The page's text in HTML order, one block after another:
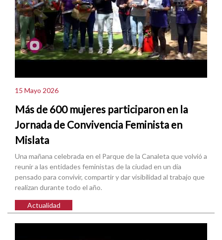
15 Mayo 2026
Más de 600 mujeres participaron en la
Jornada de Convivencia Feminista en
Mislata
Una mañana celebrada en el Parque de la Canaleta que volvió a
reunir a las entidades feministas de la ciudad en un día
pensado para convivir, compartir y dar visibilidad al trabajo que
realizan durante todo el año.
Actualidad